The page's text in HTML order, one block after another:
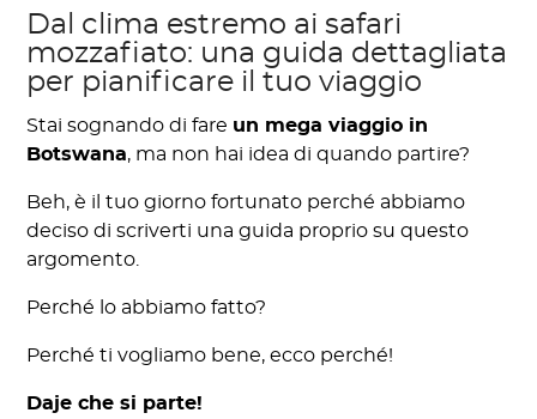
Dal clima estremo ai safari
mozzafiato: una guida dettagliata
per pianificare il tuo viaggio
Stai sognando di fare un mega viaggio in
Botswana, ma non hai idea di quando partire?
Beh, è il tuo giorno fortunato perché abbiamo
deciso di scriverti una guida proprio su questo
argomento.
Perché lo abbiamo fatto?
Perché ti vogliamo bene, ecco perché!
Daje che si parte!